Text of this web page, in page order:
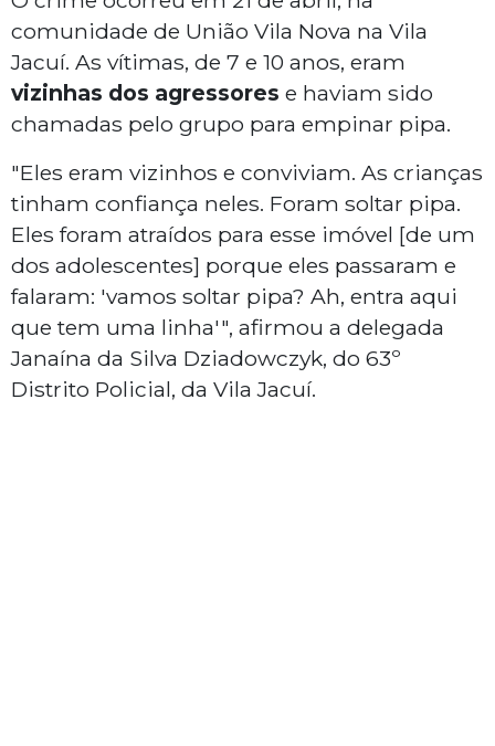
comunidade de União Vila Nova na Vila
Jacuí. As vítimas, de 7 e 10 anos, eram
vizinhas dos agressores e haviam sido
chamadas pelo grupo para empinar pipa.
"Eles eram vizinhos e conviviam. As crianças
tinham confiança neles. Foram soltar pipa.
Eles foram atraídos para esse imóvel [de um
dos adolescentes] porque eles passaram e
falaram: 'vamos soltar pipa? Ah, entra aqui
que tem uma linha'", afirmou a delegada
Janaína da Silva Dziadowczyk, do 63º
Distrito Policial, da Vila Jacuí.